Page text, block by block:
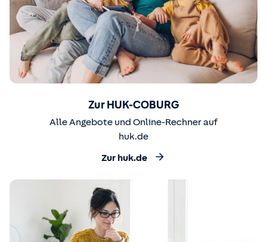
Zur HUK-COBURG
Alle Angebote und Online-Rechner auf
huk.de
Zur huk.de